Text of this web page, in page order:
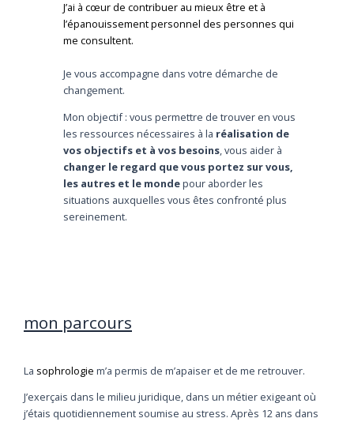
J’ai à cœur de contribuer au mieux être et à
l’épanouissement personnel des personnes qui
me consultent.
Je vous accompagne dans votre démarche de
changement.
Mon objectif : vous permettre de trouver en vous
les ressources nécessaires à la réalisation de
vos objectifs et à vos besoins, vous aider à
changer le regard que vous portez sur vous,
les autres et le mondepour aborder les
situations auxquelles vous êtes confronté plus
sereinement.
mon parcours
La sophrologie m’a permis de m’apaiser et de me retrouver.
J’exerçais dans le milieu juridique, dans un métier exigeant où
j’étais quotidiennement soumise au stress. Après 12 ans dans